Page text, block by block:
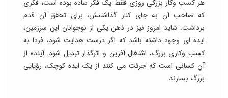
هر کسب وکار بزرگی روزی فقط یک فکر ساده بوده است؛ فکری
که صاحب آن به جای کنار گذاشتنش، برای تحقق آن قدم
برداشت. شاید امروز نیز در ذهن یکی از نوجوانان این سرزمین،
ایده ای وجود داشته باشد که اگر درست هدایت شود، فردا به
کسب وکاری بزرگ، اشتغال آفرین و اثرگذار تبدیل شود. آینده از
آنِ کسانی است که جرئت می کنند از یک ایده کوچک، رؤیایی
بزرگ بسازند.